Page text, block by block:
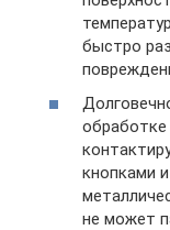
быстро
обработке
кнопками
не может